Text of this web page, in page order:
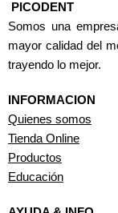
PICODENT
Somos una
mayor calidad del
trayendo lo mejor.
INFORMACION
Quienes somos
Tienda Online
Productos
Educación